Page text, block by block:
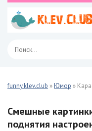
funny.klev.club »Юмор »
Смешные
поднятия